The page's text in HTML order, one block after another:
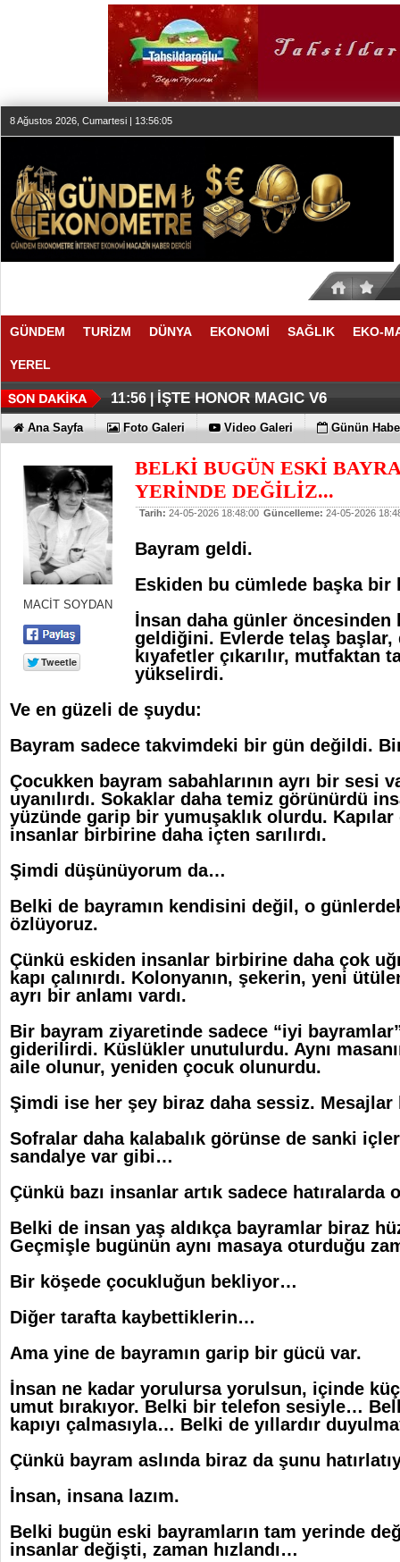
8 Ağustos 2026, Cumartesi | 13:56:05
GÜNDEM TURİZM DÜNYA EKONOMİ SAĞLIK EKO-
YEREL
12:17 |THY REKOR KIRMAYI SEVİYOR
12:02 |ÖZEL FİYATLARLA GELDİLER
11:56 | İŞTE HONOR MAGIC V6
11:53 |TECNO'DA YENİLİKLER VAR
Ana Sayfa Foto Galeri Video Galeri Günün
MACİT SOYDAN
BELKİ BUGÜN ESKİ
YERİNDE DEĞİLİZ...
Tarih: 24-05-2026 18:48:00 Güncelleme: 24-05-2026
Bayram geldi.
Eskiden bu cümlede başka bir
İnsan daha günler öncesinden
geldiğini. Evlerde telaş
kıyafetler çıkarılır, mutfaktan
yükselirdi.
Ve en güzeli de şuydu:
Bayram sadece takvimdeki bir gün değildi.
Çocukken bayram sabahlarının ayrı bir sesi
uyanılırdı. Sokaklar daha temiz görünürdü
yüzünde garip bir yumuşaklık olurdu. Kapılar
insanlar birbirine daha içten sarılırdı.
Şimdi düşünüyorum da…
Belki de bayramın kendisini değil, o
özlüyoruz.
Çünkü eskiden insanlar birbirine daha çok
kapı çalınırdı. Kolonyanın, şekerin, yeni
ayrı bir anlamı vardı.
Bir bayram ziyaretinde sadece “iyi
giderilirdi. Küslükler unutulurdu. Aynı
aile olunur, yeniden çocuk olunurdu.
Şimdi ise her şey biraz daha sessiz. Mesajlar
Sofralar daha kalabalık görünse de sanki
sandalye var gibi…
Çünkü bazı insanlar artık sadece
Belki de insan yaş aldıkça bayramlar biraz
Geçmişle bugünün aynı masaya oturduğu
Bir köşede çocukluğun bekliyor…
Diğer tarafta kaybettiklerin…
Ama yine de bayramın garip bir gücü var.
İnsan ne kadar yorulursa yorulsun, içinde
umut bırakıyor. Belki bir telefon sesiyle…
kapıyı çalmasıyla… Belki de yıllardır
Çünkü bayram aslında biraz da şunu
İnsan, insana lazım.
Belki bugün eski bayramların tam yerinde
insanlar değişti, zaman hızlandı…